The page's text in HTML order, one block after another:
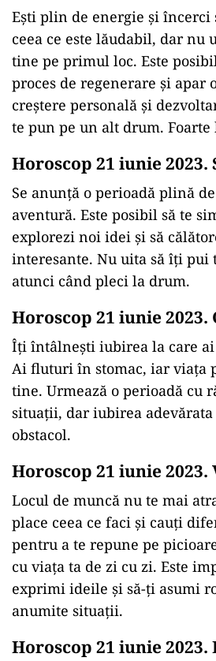
Ești plin de energie și încerci
ceea ce este lăudabil, dar nu
tine pe primul loc. Este
proces de regenerare și apar
creștere personală și
te pun pe un alt drum.
Horoscop 21 iunie 2023.
Se anunță o perioadă plină
aventură. Este posibil să te
explorezi noi idei și să
interesante. Nu uita să îți pui
atunci când pleci la drum.
Horoscop 21 iunie
Îți întâlnești iubirea la care ai
Ai fluturi în stomac, iar viața
tine. Urmează o perioadă cu
situații, dar iubirea
obstacol.
Horoscop 21 iunie
Locul de muncă nu te mai
place ceea ce faci și cauți
pentru a te repune pe
cu viața ta de zi cu zi. Este
exprimi ideile și să-ți asumi
anumite situații.
Horoscop 21 iunie 2023.